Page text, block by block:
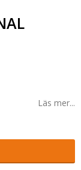
Läs mer...